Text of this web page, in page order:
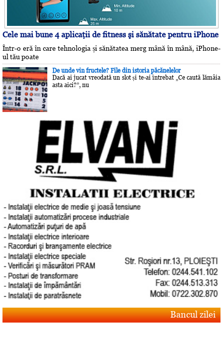
Cele mai bune 4 aplicaţii de fitness şi sănătate pentru iPhone
Într-o eră în care tehnologia și sănătatea merg mână în mână, iPhone-
ul tău poate
De unde vin fructele? File din istoria păcănelelor
Dacă ai jucat vreodată un slot și te-ai întrebat „Ce caută lămâia
asta aici?”, nu
Bancul zilei